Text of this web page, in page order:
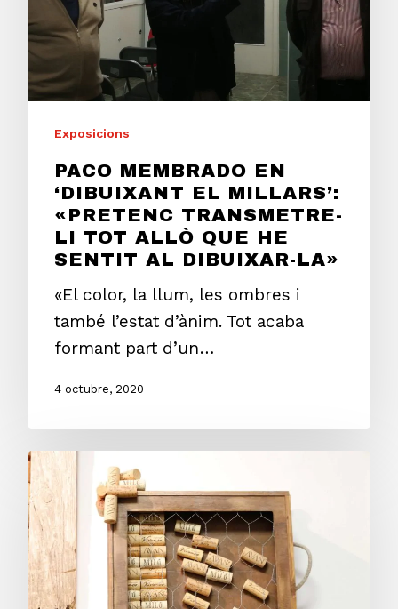
Exposicions
PACO MEMBRADO EN
‘DIBUIXANT EL MILLARS’:
«PRETENC TRANSMETRE-
LI TOT ALLÒ QUE HE
SENTIT AL DIBUIXAR-LA»
«El color, la llum, les ombres i
també l’estat d’ànim. Tot acaba
formant part d’un…
4 octubre, 2020